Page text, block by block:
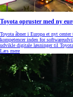
Toyota opruster med ny
Toyota åbner i Europa et nyt
kompetencer inden for
udvikle digitale løsninger til
Læs mere